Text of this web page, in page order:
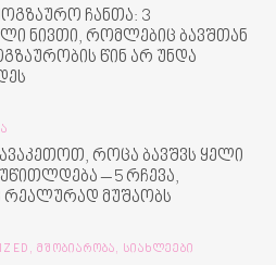
ჩანთა: 3
ნივთი, რომლებიც ბავშთან
წინ არ უნდა
როცა ბავშვს ყელი
უწითლდება – 5 რჩევა,
მუშაობს
ᲛᲨᲝᲑᲘᲐᲠᲝᲑᲐ, ᲡᲘᲐᲮᲚᲔᲔᲑᲘ